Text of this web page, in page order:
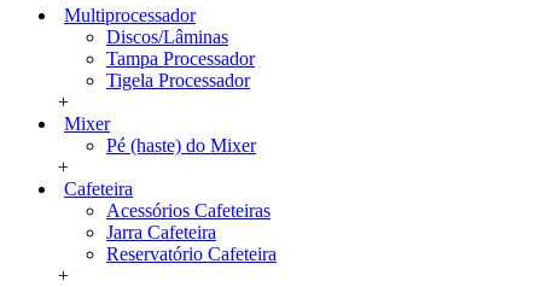
Multiprocessador
Discos/Lâminas
Tampa Processador
Tigela Processador
+
Mixer
Pé (haste) do Mixer
+
Cafeteira
Acessórios Cafeteiras
Jarra Cafeteira
Reservatório Cafeteira
+